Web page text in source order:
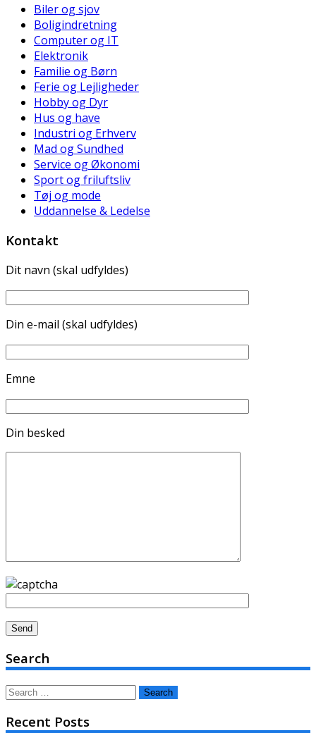
Biler og sjov
Boligindretning
Computer og IT
Elektronik
Familie og Børn
Ferie og Lejligheder
Hobby og Dyr
Hus og have
Industri og Erhverv
Mad og Sundhed
Service og Økonomi
Sport og friluftsliv
Tøj og mode
Uddannelse & Ledelse
Kontakt
Dit navn (skal udfyldes)
Din e-mail (skal udfyldes)
Emne
Din besked
Search
Search
Recent Posts